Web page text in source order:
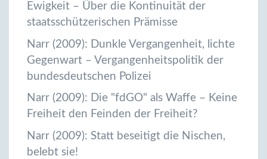
Ewigkeit – Über die Kontinuität der
staatsschützerischen Prämisse
Narr (2009): Dunkle Vergangenheit, lichte
Gegenwart – Vergangenheitspolitik der
bundesdeutschen Polizei
Narr (2009): Die "fdGO" als Waffe – Keine
Freiheit den Feinden der Freiheit?
Narr (2009): Statt beseitigt die Nischen,
belebt sie!